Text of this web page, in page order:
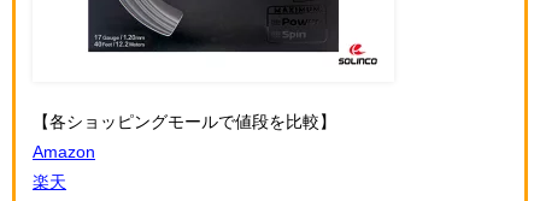
【各ショッピングモールで値段を比較】
Amazon
楽天